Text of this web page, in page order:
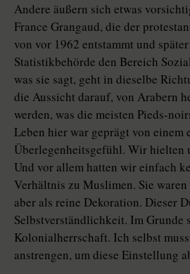
Andere äußern sich etwas
France Grangaud, die der
von vor 1962 entstammt und
Statistikbehörde den Bereich
was sie sagt, geht in dieselbe
die Aussicht darauf, von Arabern
werden, was die meisten Pieds-
Leben hier war geprägt von einem
Überlegenheitsgefühl. Wir
Und vor allem hatten wir einfach
Verhältnis zu Muslimen. Sie waren
aber als reine Dekoration. Dieser
Selbstverständlichkeit. Im Grunde
Kolonialherrschaft. Ich selbst
anstrengen, um diese Einstellung